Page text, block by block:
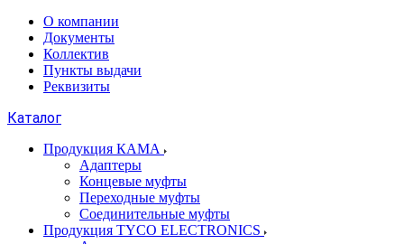
О компании
Документы
Коллектив
Пункты выдачи
Реквизиты
Каталог
Продукция КАМА
Адаптеры
Концевые муфты
Переходные муфты
Соединительные муфты
Продукция TYCO ELECTRONICS